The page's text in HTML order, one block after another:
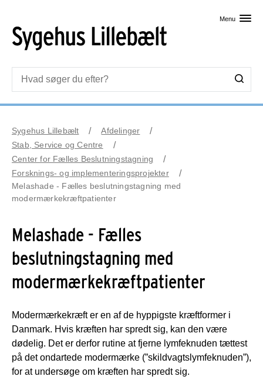
Menu
Sygehus Lillebælt
Afdelinger
Stab, Service og Centre
Center for Fælles Beslutningstagning
Forsknings- og implementeringsprojekter
Melashade - Fælles beslutningstagning med
modermærkekræftpatienter
Melashade - Fælles
beslutningstagning med
modermærkekræftpatienter
Modermærkekræft er en af de hyppigste kræftformer i
Danmark. Hvis kræften har spredt sig, kan den være
dødelig. Det er derfor rutine at fjerne lymfeknuden tættest
på det ondartede modermærke (”skildvagtslymfeknuden”),
for at undersøge om kræften har spredt sig.